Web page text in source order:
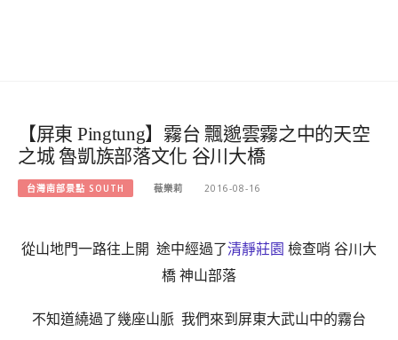
【屏東 Pingtung】霧台 飄邈雲霧之中的天空
之城 魯凱族部落文化 谷川大橋
台灣南部景點 SOUTH 薇樂莉 2016-08-16
從山地門一路往上開 途中經過了清靜莊園 檢查哨 谷川大
橋 神山部落
不知道繞過了幾座山脈 我們來到屏東大武山中的霧台